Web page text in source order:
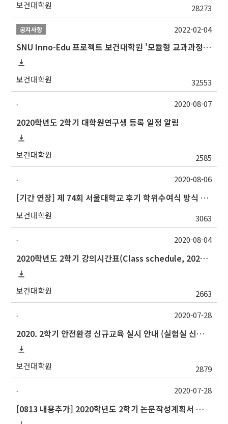
보건대학원 28273
공지사항
SNU Inno-Edu 프로젝트 보건대학원 '모듈형 교과과정' 안내(revised 2022/2/28)
보건대학원 32553
2022-02-04
-
2020학년도 2학기 대학원연구생 등록 일정 알림
보건대학원 2585
2020-08-07
-
[기간 연장] 제 74회 서울대학교 후기 학위수여식 방식 및 학위복 대여 안내
보건대학원 3063
2020-08-06
-
2020학년도 2학기 강의시간표(Class schedule, 2020 Fall semester)(8/21 revised)
보건대학원 2663
2020-08-04
-
2020. 2학기 안전환경 신규교육 실시 안내 (실험실 신입생, 연구원 등 필수)
보건대학원 2879
2020-07-28
-
[0813 내용추가] 2020학년도 2학기 논문작성계획서 제출 안내(Thesis Proposal)
2020-07-28